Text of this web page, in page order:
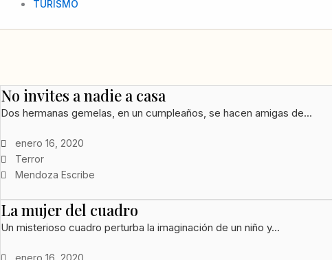
TURISMO
No invites a nadie a casa
Dos hermanas gemelas, en un cumpleaños, se hacen amigas de...
enero 16, 2020
Terror
Mendoza Escribe
La mujer del cuadro
Un misterioso cuadro perturba la imaginación de un niño y...
enero 16, 2020